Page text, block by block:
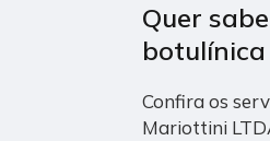
Quer
Confira os
Mariottini